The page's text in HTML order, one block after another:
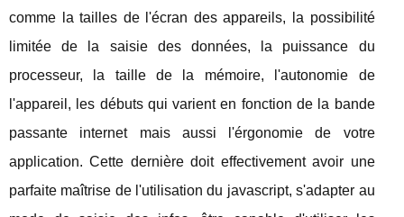
comme la tailles de l'écran des appareils, la possibilité
limitée de la saisie des données, la puissance du
processeur, la taille de la mémoire, l'autonomie de
l'appareil, les débuts qui varient en fonction de la bande
passante internet mais aussi l'érgonomie de votre
application. Cette dernière doit effectivement avoir une
parfaite maîtrise de l'utilisation du javascript, s'adapter au